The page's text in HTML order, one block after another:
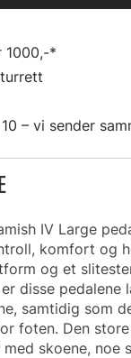
1000,-*
– vi sender
IV Large
komfort og
og et
disse pedalene
samtidig som
foten. Den
skoene, noe